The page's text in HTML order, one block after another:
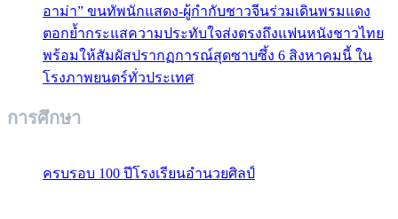
อาม่า” ขนทัพนักแสดง-ผู้กำกับชาวจีนร่วมเดินพรมแดง
ตอกย้ำกระแสความประทับใจส่งตรงถึงแฟนหนังชาวไทย
พร้อมให้สัมผัสปรากฏการณ์สุดซาบซึ้ง 6 สิงหาคมนี้ ใน
โรงภาพยนตร์ทั่วประเทศ
การศึกษา
ครบรอบ 100 ปีโรงเรียนอำนวยศิลป์